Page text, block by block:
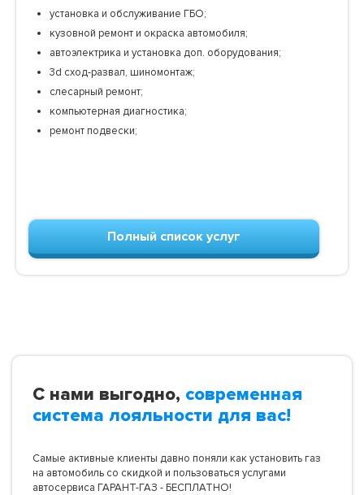
установка и обслуживание ГБО;
кузовной ремонт и окраска автомобиля;
автоэлектрика и установка доп. оборудования;
3d сход-развал, шиномонтаж;
слесарный ремонт;
компьютерная диагностика;
ремонт подвески;
Полный список услуг
С нами выгодно, современная
система лояльности для вас!
Самые активные клиенты давно поняли как установить газ
на автомобиль со скидкой и пользоваться услугами
автосервиса ГАРАНТ-ГАЗ - БЕСПЛАТНО!